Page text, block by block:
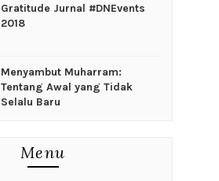
Gratitude Jurnal #DNEvents
2018
Menyambut Muharram:
Tentang Awal yang Tidak
Selalu Baru
Menu